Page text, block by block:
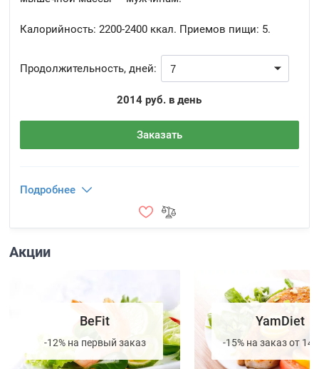
Калорийность: 2200-2400 ккал. Приемов пищи: 5.
Продолжительность, дней:
2014 руб. в день
Заказать
Подробнее
Акции
BeFit
-12% на первый заказ
YamDiet
-15% на заказ от 14